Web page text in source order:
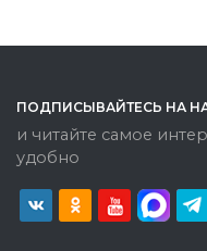
ПОДПИСЫВАЙТЕСЬ НА
и читайте самое
удобно